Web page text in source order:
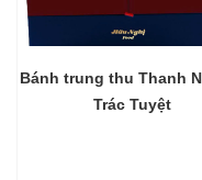
Bánh trung thu Thanh
Trác Tuyệt